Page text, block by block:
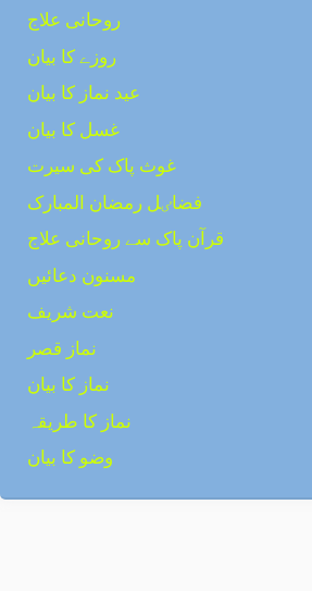
روحانی علاج
روزے کا بیان
عید نماز کا بیان
غسل کا بیان
غوث پاک کی سیرت
فضاٸل رمضان المبارک
قرآن پاک سے روحانی علاج
مسنون دعائیں
نعت شریف
نماز قصر
نماز کا بیان
نماز کا طریقہ
وضو کا بیان